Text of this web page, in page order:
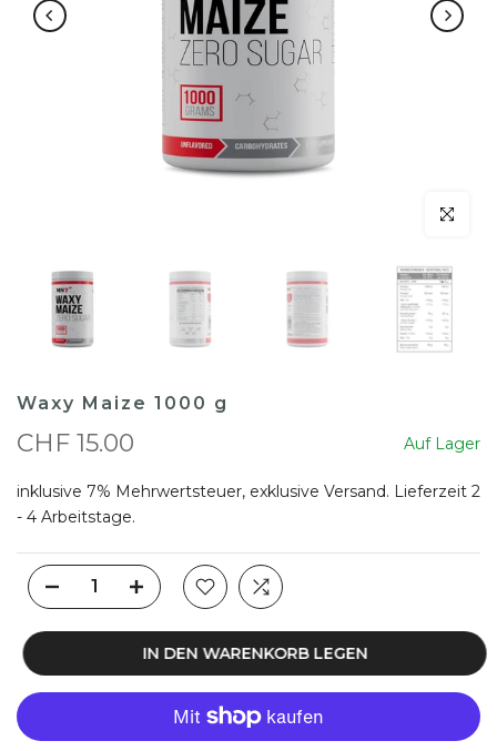
klicken
Waxy Maize 1000 g
CHF 15.00 Auf Lager
inklusive 7% Mehrwertsteuer, exklusive Versand. Lieferzeit 2
- 4 Arbeitstage.
IN DEN WARENKORB LEGEN